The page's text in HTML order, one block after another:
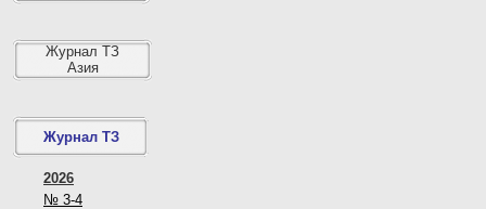
Журнал ТЗ
Азия
Журнал ТЗ
2026
№ 3-4